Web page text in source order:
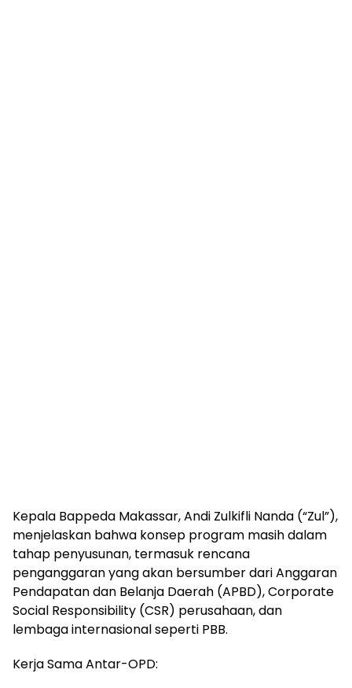
Kepala Bappeda Makassar, Andi Zulkifli Nanda (“Zul”),
menjelaskan bahwa konsep program masih dalam
tahap penyusunan, termasuk rencana
penganggaran yang akan bersumber dari Anggaran
Pendapatan dan Belanja Daerah (APBD), Corporate
Social Responsibility (CSR) perusahaan, dan
lembaga internasional seperti PBB.
Kerja Sama Antar-OPD: